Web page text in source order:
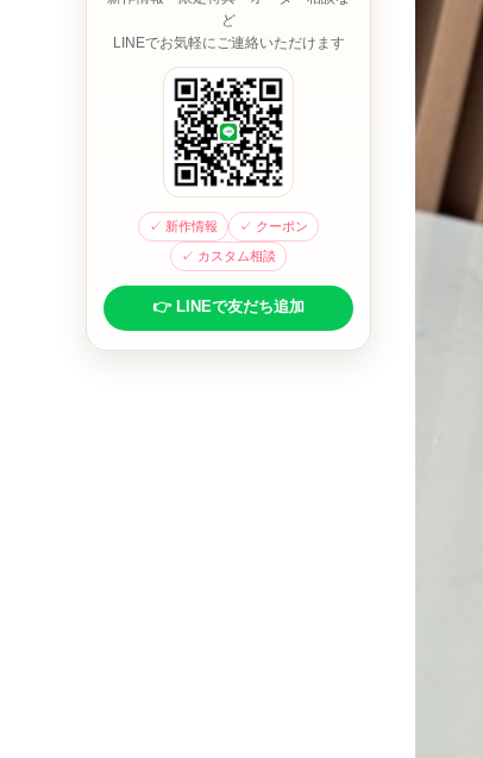
ど
LINEでお気軽にご連絡いただけます
✓ 新作情報 ✓ クーポン
✓ カスタム相談
👉 LINEで友だち追加